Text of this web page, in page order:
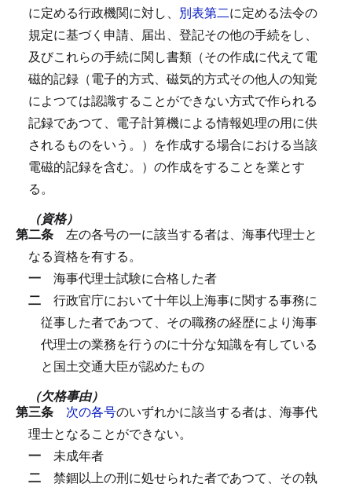
に定める行政機関に対し、 別表第二に定める法令の
規定に基づく申請、届出、登記その他の手続をし、
及びこれらの手続に関し書類（その作成に代えて電
磁的記録（電子的方式、磁気的方式その他人の知覚
によつては認識することができない方式で作られる
記録であつて、電子計算機による情報処理の用に供
されるものをいう。）を作成する場合における当該
電磁的記録を含む。）の作成をすることを業とす
る。
（資格）
第二条 左の各号の一に該当する者は、海事代理士と
なる資格を有する。
一 海事代理士試験に合格した者
二 行政官庁において十年以上海事に関する事務に
従事した者であつて、その職務の経歴により海事
代理士の業務を行うのに十分な知識を有している
と国土交通大臣が認めたもの
（欠格事由）
第三条 次の各号のいずれかに該当する者は、海事代
理士となることができない。
一 未成年者
二 禁錮以上の刑に処せられた者であつて、その執